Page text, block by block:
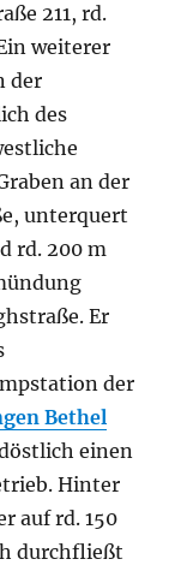
211, rd.
weiterer
der
des
an der
unterquert
rd. 200 m
Er
der
Bethel
einen
Hinter
auf rd. 150
durchfließt